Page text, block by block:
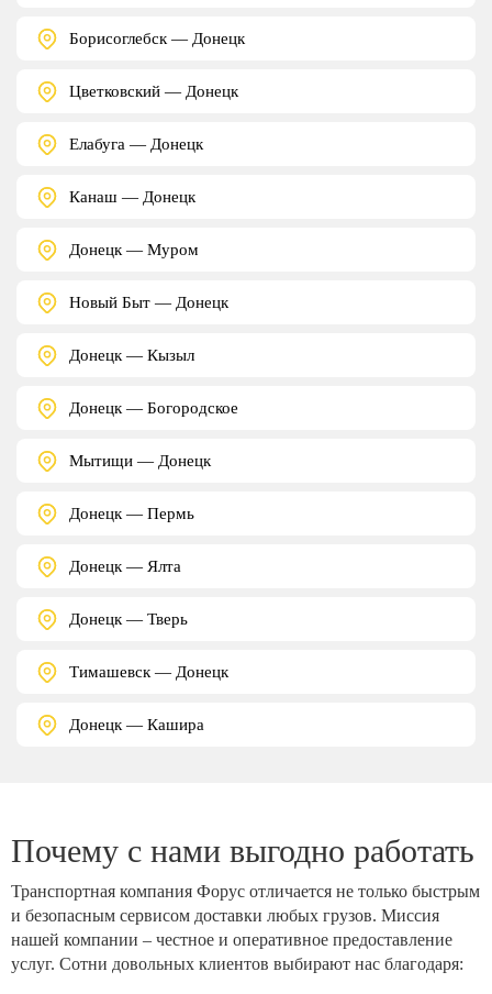
Борисоглебск — Донецк
Цветковский — Донецк
Елабуга — Донецк
Канаш — Донецк
Донецк — Муром
Новый Быт — Донецк
Донецк — Кызыл
Донецк — Богородское
Мытищи — Донецк
Донецк — Пермь
Донецк — Ялта
Донецк — Тверь
Тимашевск — Донецк
Донецк — Кашира
Почему с нами выгодно работать
Транспортная компания Форус отличается не только быстрым
и безопасным сервисом доставки любых грузов. Миссия
нашей компании – честное и оперативное предоставление
услуг. Сотни довольных клиентов выбирают нас благодаря: